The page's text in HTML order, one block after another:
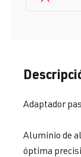
Adaptador
Aluminio de
óptima